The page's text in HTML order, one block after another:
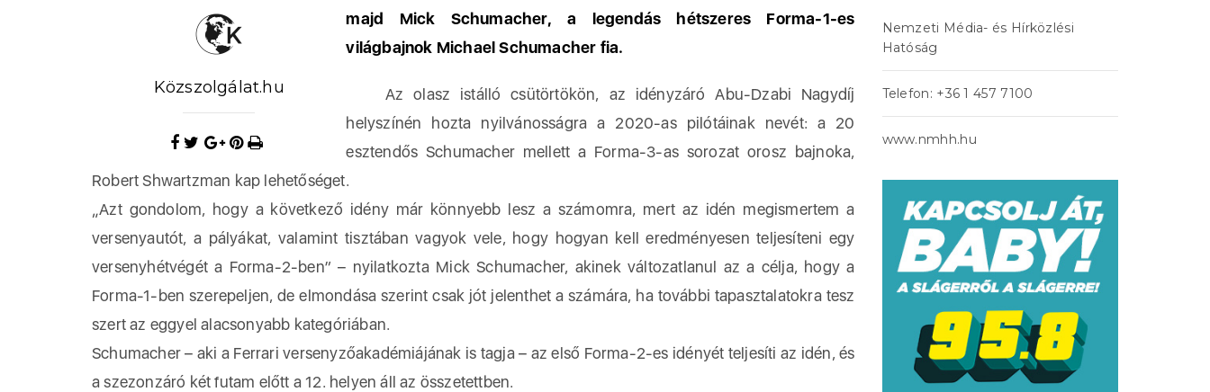
Közszolgálat.hu
majd Mick Schumacher, a legendás hétszeres Forma-1-es
világbajnok Michael Schumacher fia.
Az olasz istálló csütörtökön, az idényzáró Abu-Dzabi Nagydíj
helyszínén hozta nyilvánosságra a 2020-as pilótáinak nevét: a 20
esztendős Schumacher mellett a Forma-3-as sorozat orosz bajnoka,
Robert Shwartzman kap lehetőséget.
„Azt gondolom, hogy a következő idény már könnyebb lesz a számomra, mert az idén megismertem a
versenyautót, a pályákat, valamint tisztában vagyok vele, hogy hogyan kell eredményesen teljesíteni egy
versenyhétvégét a Forma-2-ben” – nyilatkozta Mick Schumacher, akinek változatlanul az a célja, hogy a
Forma-1-ben szerepeljen, de elmondása szerint csak jót jelenthet a számára, ha további tapasztalatokra tesz
szert az eggyel alacsonyabb kategóriában.
Schumacher – aki a Ferrari versenyzőakadémiájának is tagja – az első Forma-2-es idényét teljesíti az idén, és
a szezonzáró két futam előtt a 12. helyen áll az összetettben.
Nemzeti Média- és Hírközlési
Hatóság
Telefon: +36 1 457 7100
www.nmhh.hu